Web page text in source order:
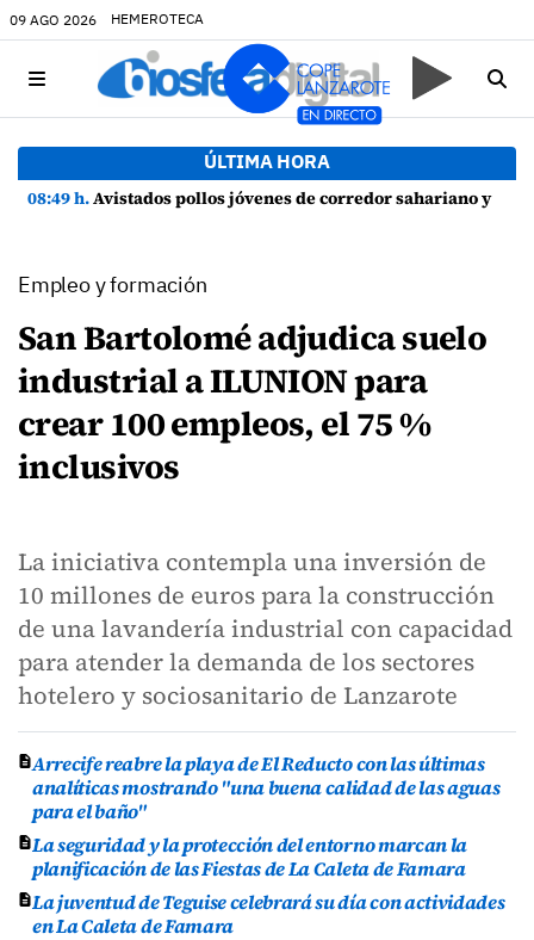
09 AGO 2026 HEMEROTECA
ÚLTIMA HORA
08:49 h.Avistados pollos jóvenes de corredor sahariano y episodios de cortejo de hubara cerca del rally de Lanzarote
Empleo y formación
San Bartolomé adjudica suelo
industrial a ILUNION para
crear 100 empleos, el 75 %
inclusivos
La iniciativa contempla una inversión de
10 millones de euros para la construcción
de una lavandería industrial con capacidad
para atender la demanda de los sectores
hotelero y sociosanitario de Lanzarote
Arrecife reabre la playa de El Reducto con las últimas
analíticas mostrando "una buena calidad de las aguas
para el baño"
La seguridad y la protección del entorno marcan la
planificación de las Fiestas de La Caleta de Famara
La juventud de Teguise celebrará su día con actividades
en La Caleta de Famara